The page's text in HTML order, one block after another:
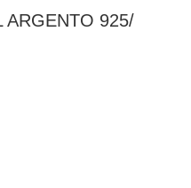
ARGENTO 925/